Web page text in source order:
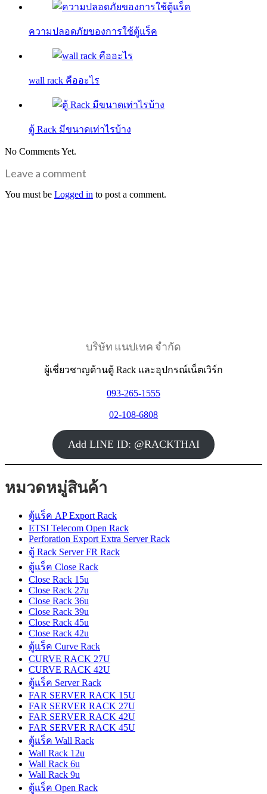
ความปลอดภัยของการใช้ตู้แร็ค
wall rack คืออะไร
ตู้ Rack มีขนาดเท่าไรบ้าง
No Comments Yet.
Leave a comment
You must be Logged in to post a comment.
บริษัท แนปเทค จำกัด
ผู้เชี่ยวชาญด้านตู้ Rack และอุปกรณ์เน็ตเวิร์ก
093-265-1555
02-108-6808
Add LINE ID: @RACKTHAI
หมวดหมู่สินค้า
ตู้แร็ค AP Export Rack
ETSI Telecom Open Rack
Perforation Export Extra Server Rack
ตู้ Rack Server FR Rack
ตู้แร็ค Close Rack
Close Rack 15u
Close Rack 27u
Close Rack 36u
Close Rack 39u
Close Rack 45u
Close Rack 42u
ตู้แร็ค Curve Rack
CURVE RACK 27U
CURVE RACK 42U
ตู้แร็ค Server Rack
FAR SERVER RACK 15U
FAR SERVER RACK 27U
FAR SERVER RACK 42U
FAR SERVER RACK 45U
ตู้แร็ค Wall Rack
Wall Rack 12u
Wall Rack 6u
Wall Rack 9u
ตู้แร็ค Open Rack